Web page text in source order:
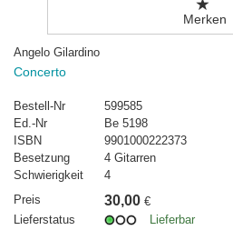
Merken
Angelo Gilardino
Concerto
Bestell-Nr
599585
Ed.-Nr
Be 5198
ISBN
9901000222373
Besetzung
4 Gitarren
Schwierigkeit
4
Preis
30,00 €
Lieferstatus
Lieferbar